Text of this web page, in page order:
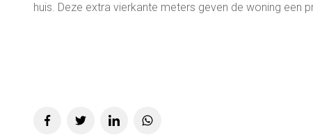
huis. Deze extra vierkante meters geven de woning een